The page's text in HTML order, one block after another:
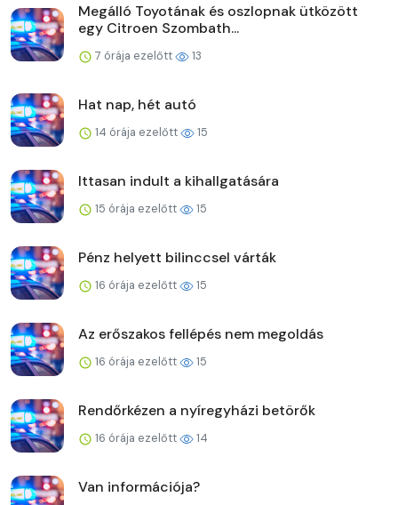
Megálló Toyotának és oszlopnak ütközött
egy Citroen Szombath...
7 órája ezelőtt 13
Hat nap, hét autó
14 órája ezelőtt 15
Ittasan indult a kihallgatására
15 órája ezelőtt 15
Pénz helyett bilinccsel várták
16 órája ezelőtt 15
Az erőszakos fellépés nem megoldás
16 órája ezelőtt 15
Rendőrkézen a nyíregyházi betörők
16 órája ezelőtt 14
Van információja?